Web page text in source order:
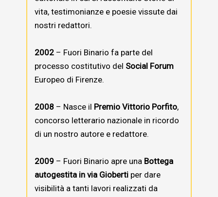
vita, testimonianze e poesie vissute dai
nostri redattori.
2002 – Fuori Binario fa parte del
processo costitutivo del Social Forum
Europeo di Firenze.
2008 – Nasce il Premio Vittorio Porfito,
concorso letterario nazionale in ricordo
di un nostro autore e redattore.
2009 – Fuori Binario apre una Bottega
autogestita in via Gioberti per dare
visibilità a tanti lavori realizzati da